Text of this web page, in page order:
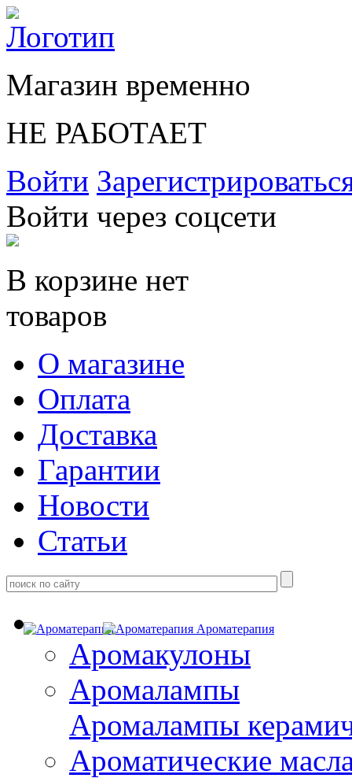
Магазин временно
НЕ РАБОТАЕТ
Войти
Войти через соцсети
В корзине нет
товаров
О магазине
Оплата
Доставка
Гарантии
Новости
Статьи
Ароматерапия
Аромакулоны
Аромалампы
Aромалампы
Ароматические